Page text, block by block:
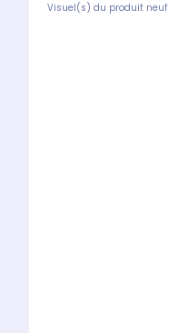
Visuel(s) du produit neuf